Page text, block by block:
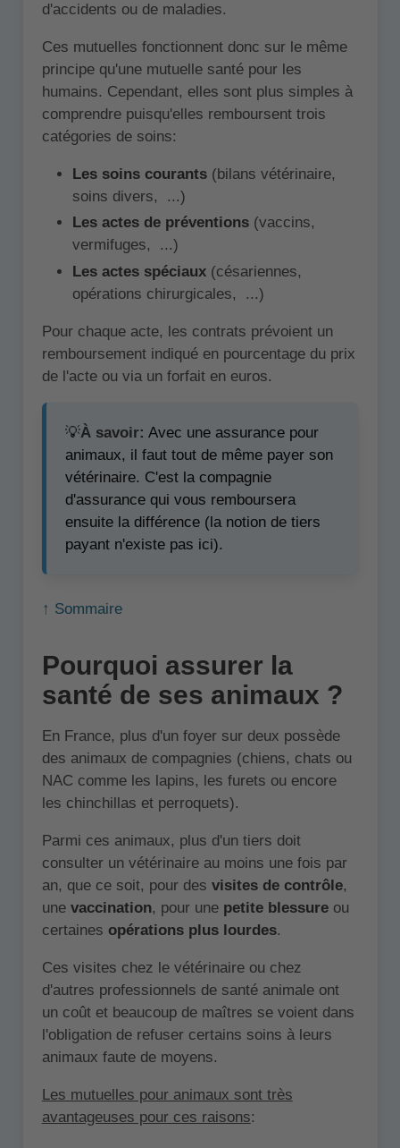
d'accidents ou de maladies.
Ces mutuelles fonctionnent donc sur le même
principe qu'une mutuelle santé pour les
humains. Cependant, elles sont plus simples à
comprendre puisqu'elles remboursent trois
catégories de soins:
Les soins courants(bilans vétérinaire,
soins divers, ...)
Les actes de préventions(vaccins,
vermifuges, ...)
Les actes spéciaux(césariennes,
opérations chirurgicales, ...)
Pour chaque acte, les contrats prévoient un
remboursement indiqué en pourcentage du prix
de l'acte ou via un forfait en euros.
💡À savoir: Avec une assurance pour
animaux, il faut tout de même payer son
vétérinaire. C'est la compagnie
d'assurance qui vous remboursera
ensuite la différence (la notion de tiers
payant n'existe pas ici).
↑ Sommaire
Pourquoi assurer la
santé de ses animaux ?
En France, plus d'un foyer sur deux possède
des animaux de compagnies (chiens, chats ou
NAC comme les lapins, les furets ou encore
les chinchillas et perroquets).
Parmi ces animaux, plus d'un tiers doit
consulter un vétérinaire au moins une fois par
an, que ce soit, pour des visites de contrôle,
une vaccination, pour une petite blessureou
certaines opérations plus lourdes.
Ces visites chez le vétérinaire ou chez
d'autres professionnels de santé animale ont
un coût et beaucoup de maîtres se voient dans
l'obligation de refuser certains soins à leurs
animaux faute de moyens.
Les mutuelles pour animaux sont très
avantageuses pour ces raisons: